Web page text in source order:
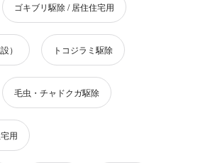
ゴキブリ駆除 / 居住住宅用
） トコジラミ駆除
毛虫・チャドクガ駆除
用